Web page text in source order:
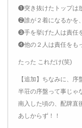
❶突き抜けたトップは
❷誰が２着になるかを
❸手を挙げた人は責任
❹他の２人は責任をも
たった これだけ(笑)
【追加】ちなみに、序
半荘の序盤って事じゃ
南入した頃の、配牌直
あしからず！！